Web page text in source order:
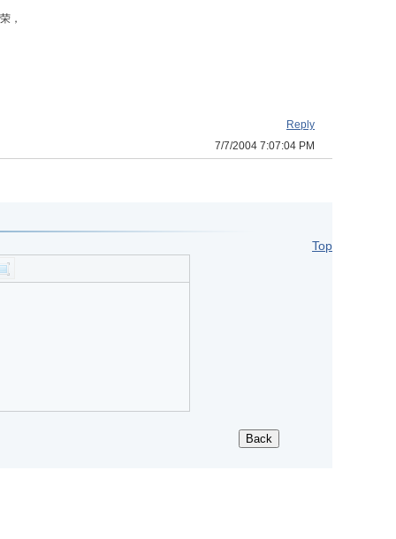
，
Reply
7/7/2004 7:07:04 PM
Top